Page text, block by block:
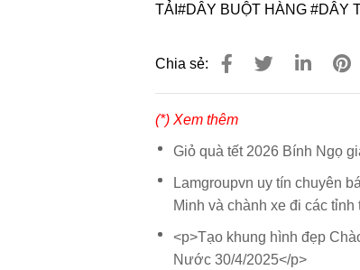
TẢI#DÂY BUỘT HÀNG #DÂY
Chia sẻ:
(*) Xem thêm
Giỏ quà tết 2026 Bính Ngọ
Lamgroupvn uy tín chuyên
Minh và chành xe đi các tỉnh
<p>Tạo khung hình đẹp
Nước 30/4/2025</p>